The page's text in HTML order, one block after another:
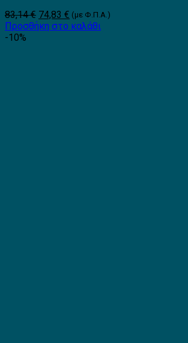
83,14€ Original
price
74,83 € Η
τρέχουσα
(με Φ.Π.Α.)
Προσθήκη στο καλάθι
-10%